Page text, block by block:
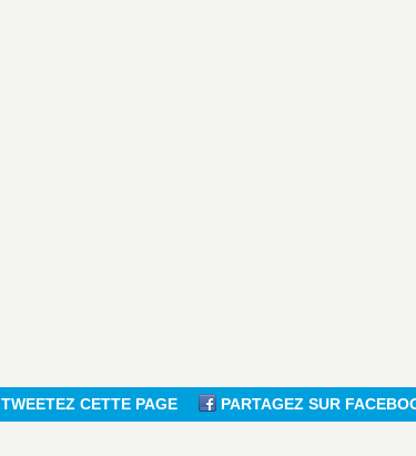
TWEETEZ CETTE PAGE PARTAGEZ SUR